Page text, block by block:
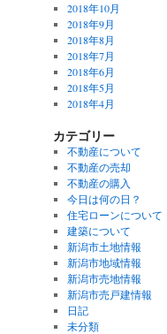
2018年10月
2018年9月
2018年8月
2018年7月
2018年6月
2018年5月
2018年4月
カテゴリー
不動産について
不動産の売却
不動産の購入
今日は何の日？
住宅ローンについて
建築について
新潟市土地情報
新潟市地域情報
新潟市売地情報
新潟市売戸建情報
日記
未分類